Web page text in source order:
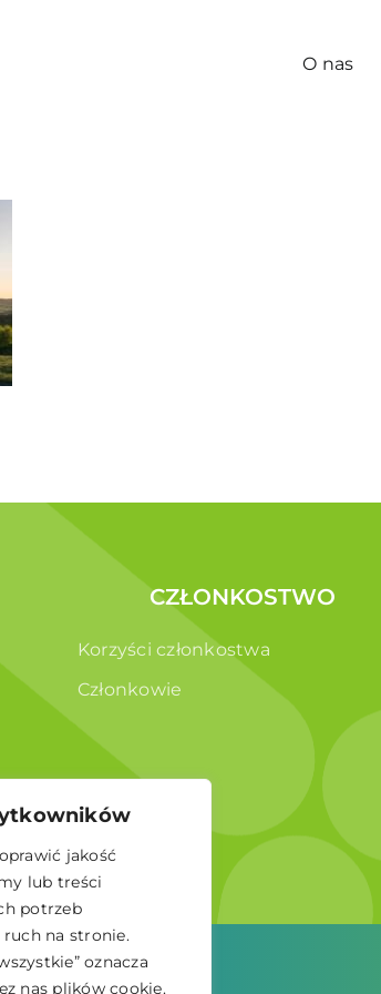
jakość
lub treści
potrzeb
na stronie.
oznacza
nas plików cookie.
O nas
CZŁONKOSTWO
Korzyści członkostwa
Członkowie
Wiatrowej